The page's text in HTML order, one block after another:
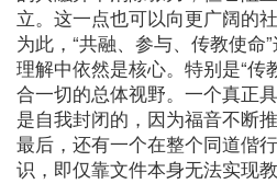
立。这一点也可以向更广阔的社
为此，“共融、参与、传教使命
理解中依然是核心。特别是“传
合一切的总体视野。一个真正
是自我封闭的，因为福音不断
最后，还有一个在整个同道偕
识，即仅靠文件本身无法实现